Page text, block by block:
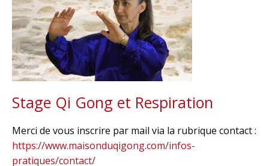
Stage Qi Gong et Respiration
Merci de vous inscrire par mail via la rubrique contact :
https://www.maisonduqigong.com/infos-
pratiques/contact/